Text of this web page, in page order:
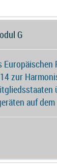
G
zur
auf